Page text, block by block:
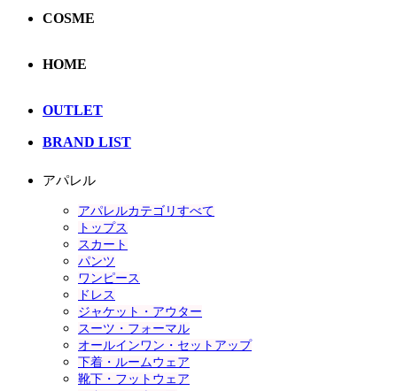
COSME
HOME
OUTLET
BRAND LIST
アパレル
アパレルカテゴリすべて
トップス
スカート
パンツ
ワンピース
ドレス
ジャケット・アウター
スーツ・フォーマル
オールインワン・セットアップ
下着・ルームウェア
靴下・フットウェア